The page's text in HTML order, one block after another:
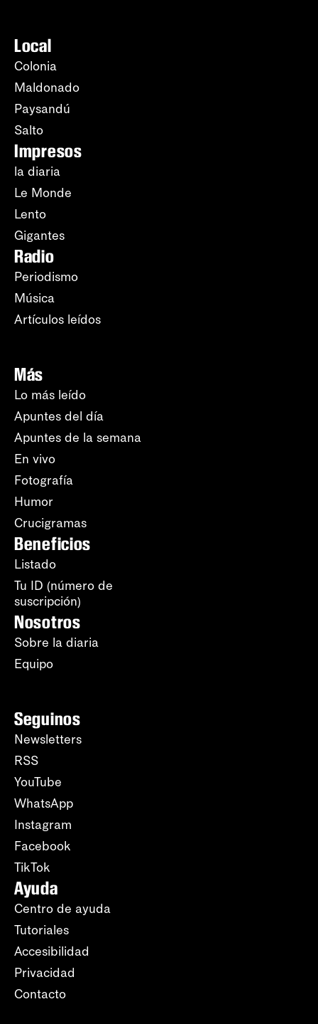
Local
Colonia
Maldonado
Paysandú
Salto
Impresos
la diaria
Le Monde
Lento
Gigantes
Radio
Periodismo
Música
Artículos leídos
Más
Lo más leído
Apuntes del día
Apuntes de la semana
En vivo
Fotografía
Humor
Crucigramas
Beneficios
Listado
Tu ID (número de
suscripción)
Nosotros
Sobre la diaria
Equipo
Seguinos
Newsletters
RSS
YouTube
WhatsApp
Instagram
Facebook
TikTok
Ayuda
Centro de ayuda
Tutoriales
Accesibilidad
Privacidad
Contacto